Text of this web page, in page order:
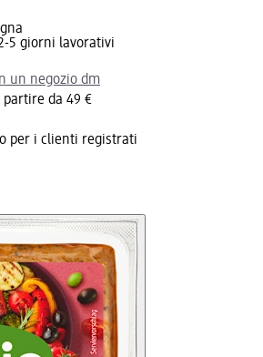
5 giorni lavorativi
un negozio dm
da 49 €
per i clienti registrati